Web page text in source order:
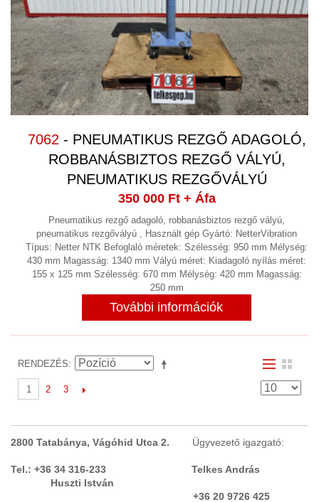
7062- PNEUMATIKUS REZGŐ ADAGOLÓ,
ROBBANÁSBIZTOS REZGŐ VÁLYÚ,
PNEUMATIKUS REZGŐVÁLYÚ
350 000 Ft+ Áfa
Pneumatikus rezgő adagoló, robbanásbiztos rezgő vályú,
pneumatikus rezgővályú , Használt gép Gyártó: NetterVibration
Típus: Netter NTK Befoglaló méretek: Szélesség: 950 mm Mélység:
430 mm Magasság: 1340 mm Vályú méret: Kiadagoló nyílás méret:
155 x 125 mm Szélesség: 670 mm Mélység: 420 mm Magasság:
250 mm
További információk
RENDEZÉS
1 2 3
2800 Tatabánya, Vágóhid Utca 2. Ügyvezető igazgató:
Tel.: +36 34 316-233 Telkes András
Huszti István
+36 20 9726 425